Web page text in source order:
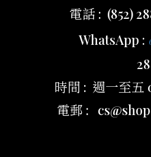
電話 : (852)
WhatsApp :
時間 : 週一至五
電郵 :